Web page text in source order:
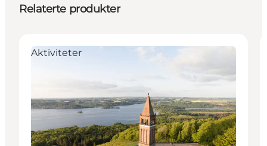
Relaterte produkter
Aktiviteter